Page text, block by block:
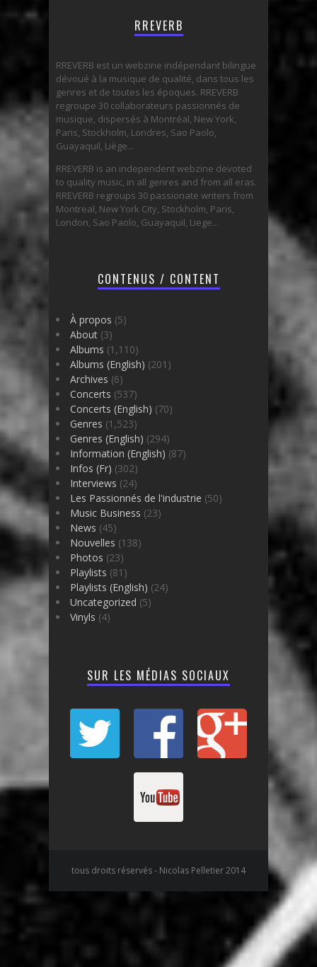
RREVERB
RREVERB est un webzine indépendant bilingue
dévoué à la musique de qualité, dans tous les
genres et de toutes les époques. RREVERB
regroupe 30 collaborateurs passionnés de
musique, dispersés à Montréal, New York,
Paris, Stockholm, Londres, Sao Paolo,
Guayaquil, Liège...
RREVERB is an independent webzine devoted
to quality music, in all genres and from all eras.
RREVERB regroups 30 passionate writers from
Montreal, New York City, Stockholm, Paris,
London, Sao Paolo, Guayaquil, Liege...
CONTENUS / CONTENT
À propos (5)
About (3)
Albums (1,110)
Albums (English) (201)
Archives (6)
Concerts (537)
Concerts (English) (70)
Genres (1,523)
Genres (English) (294)
Information (English) (87)
Infos (Fr) (302)
Interviews (24)
Les Passionnés de l'industrie (50)
Music Business (23)
News (45)
Nouvelles (138)
Photos (23)
Playlists (81)
Playlists (English) (24)
Uncategorized (5)
Vinyls (4)
SUR LES MÉDIAS SOCIAUX
tous droits réservés - Nicolas Pelletier 2014